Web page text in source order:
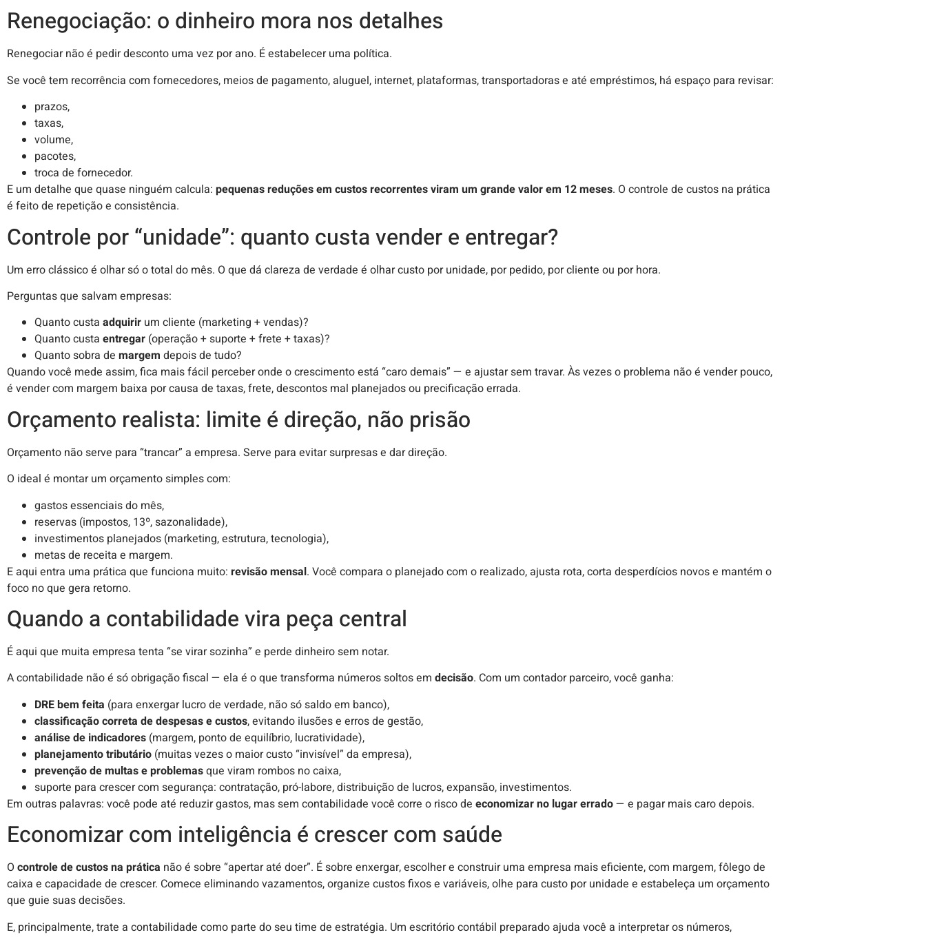
Renegociação: o dinheiro mora nos detalhes
Renegociar não é pedir desconto uma vez por ano. É estabelecer uma política.
Se você tem recorrência com fornecedores, meios de pagamento, aluguel, internet, plataformas, transportadoras e até empréstimos, há espaço para revisar:
prazos,
taxas,
volume,
pacotes,
troca de fornecedor.
E um detalhe que quase ninguém calcula: pequenas reduções em custos recorrentes viram um grande valor em 12 meses. O controle de custos na prática
é feito de repetição e consistência.
Controle por “unidade”: quanto custa vender e entregar?
Um erro clássico é olhar só o total do mês. O que dá clareza de verdade é olhar custo por unidade, por pedido, por cliente ou por hora.
Perguntas que salvam empresas:
Quanto custa adquirir um cliente (marketing + vendas)?
Quanto custa entregar (operação + suporte + frete + taxas)?
Quanto sobra de margem depois de tudo?
Quando você mede assim, fica mais fácil perceber onde o crescimento está “caro demais” — e ajustar sem travar. Às vezes o problema não é vender pouco,
é vender com margem baixa por causa de taxas, frete, descontos mal planejados ou precificação errada.
Orçamento realista: limite é direção, não prisão
Orçamento não serve para “trancar” a empresa. Serve para evitar surpresas e dar direção.
O ideal é montar um orçamento simples com:
gastos essenciais do mês,
reservas (impostos, 13º, sazonalidade),
investimentos planejados (marketing, estrutura, tecnologia),
metas de receita e margem.
E aqui entra uma prática que funciona muito: revisão mensal. Você compara o planejado com o realizado, ajusta rota, corta desperdícios novos e mantém o
foco no que gera retorno.
Quando a contabilidade vira peça central
É aqui que muita empresa tenta “se virar sozinha” e perde dinheiro sem notar.
A contabilidade não é só obrigação fiscal — ela é o que transforma números soltos em decisão. Com um contador parceiro, você ganha:
DRE bem feita (para enxergar lucro de verdade, não só saldo em banco),
classificação correta de despesas e custos, evitando ilusões e erros de gestão,
análise de indicadores (margem, ponto de equilíbrio, lucratividade),
planejamento tributário (muitas vezes o maior custo “invisível” da empresa),
prevenção de multas e problemasque viram rombos no caixa,
suporte para crescer com segurança: contratação, pró-labore, distribuição de lucros, expansão, investimentos.
Em outras palavras: você pode até reduzir gastos, mas sem contabilidade você corre o risco de economizar no lugar errado— e pagar mais caro depois.
Economizar com inteligência é crescer com saúde
O controle de custos na prática não é sobre “apertar até doer”. É sobre enxergar, escolher e construir uma empresa mais eficiente, com margem, fôlego de
caixa e capacidade de crescer. Comece eliminando vazamentos, organize custos fixos e variáveis, olhe para custo por unidade e estabeleça um orçamento
que guie suas decisões.
E, principalmente, trate a contabilidade como parte do seu time de estratégia. Um escritório contábil preparado ajuda você a interpretar os números,